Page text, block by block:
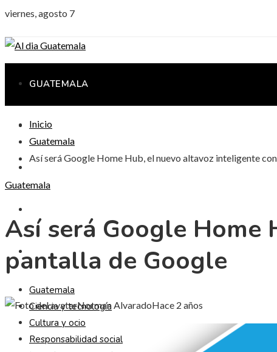
viernes, agosto 7
GUATEMALA
CIENCIA Y TECNOLOGÍA
INVERSIONES Y NEGOCIOS
Guatemala
Ciencia y tecnología
Cultura y ocio
Responsabilidad social
Inicio
Guatemala
Así será Google Home Hub, el nuevo altavoz inteligente
Guatemala
Así será Google
pantalla de Google
Norman AlvaradoHace 2 años